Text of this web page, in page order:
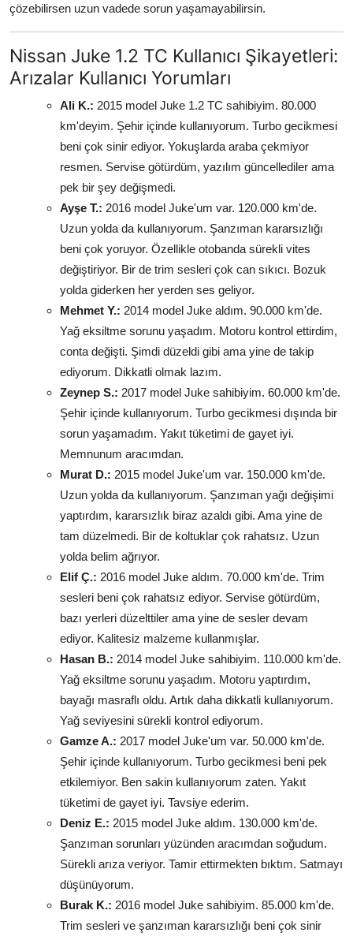
çözebilirsen uzun vadede sorun yaşamayabilirsin.
Nissan Juke 1.2 TC Kullanıcı Şikayetleri:
Arızalar Kullanıcı Yorumları
Ali K.: 2015 model Juke 1.2 TC sahibiyim. 80.000
km'deyim. Şehir içinde kullanıyorum. Turbo gecikmesi
beni çok sinir ediyor. Yokuşlarda araba çekmiyor
resmen. Servise götürdüm, yazılım güncellediler ama
pek bir şey değişmedi.
Ayşe T.: 2016 model Juke'um var. 120.000 km'de.
Uzun yolda da kullanıyorum. Şanzıman kararsızlığı
beni çok yoruyor. Özellikle otobanda sürekli vites
değiştiriyor. Bir de trim sesleri çok can sıkıcı. Bozuk
yolda giderken her yerden ses geliyor.
Mehmet Y.: 2014 model Juke aldım. 90.000 km'de.
Yağ eksiltme sorunu yaşadım. Motoru kontrol ettirdim,
conta değişti. Şimdi düzeldi gibi ama yine de takip
ediyorum. Dikkatli olmak lazım.
Zeynep S.: 2017 model Juke sahibiyim. 60.000 km'de.
Şehir içinde kullanıyorum. Turbo gecikmesi dışında bir
sorun yaşamadım. Yakıt tüketimi de gayet iyi.
Memnunum aracımdan.
Murat D.: 2015 model Juke'um var. 150.000 km'de.
Uzun yolda da kullanıyorum. Şanzıman yağı değişimi
yaptırdım, kararsızlık biraz azaldı gibi. Ama yine de
tam düzelmedi. Bir de koltuklar çok rahatsız. Uzun
yolda belim ağrıyor.
Elif Ç.: 2016 model Juke aldım. 70.000 km'de. Trim
sesleri beni çok rahatsız ediyor. Servise götürdüm,
bazı yerleri düzelttiler ama yine de sesler devam
ediyor. Kalitesiz malzeme kullanmışlar.
Hasan B.: 2014 model Juke sahibiyim. 110.000 km'de.
Yağ eksiltme sorunu yaşadım. Motoru yaptırdım,
bayağı masraflı oldu. Artık daha dikkatli kullanıyorum.
Yağ seviyesini sürekli kontrol ediyorum.
Gamze A.: 2017 model Juke'um var. 50.000 km'de.
Şehir içinde kullanıyorum. Turbo gecikmesi beni pek
etkilemiyor. Ben sakin kullanıyorum zaten. Yakıt
tüketimi de gayet iyi. Tavsiye ederim.
Deniz E.: 2015 model Juke aldım. 130.000 km'de.
Şanzıman sorunları yüzünden aracımdan soğudum.
Sürekli arıza veriyor. Tamir ettirmekten bıktım. Satmayı
düşünüyorum.
Burak K.: 2016 model Juke sahibiyim. 85.000 km'de.
Trim sesleri ve şanzıman kararsızlığı beni çok sinir